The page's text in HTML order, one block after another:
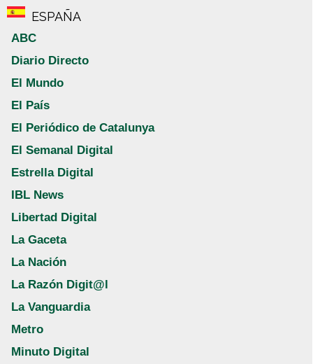
ESPAÑA
ABC
Diario Directo
El Mundo
El País
El Periódico de Catalunya
El Semanal Digital
Estrella Digital
IBL News
Libertad Digital
La Gaceta
La Nación
La Razón Digit@l
La Vanguardia
Metro
Minuto Digital